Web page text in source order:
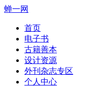
蝉一网
首页
电子书
古籍善本
设计资源
外刊杂志专区
个人中心